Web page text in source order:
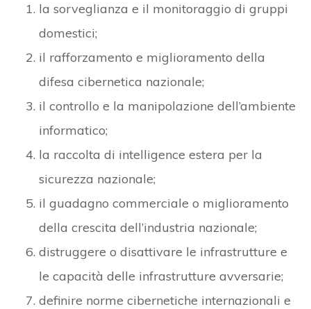
la sorveglianza e il monitoraggio di gruppi
domestici;
il rafforzamento e miglioramento della
difesa cibernetica nazionale;
il controllo e la manipolazione dell’ambiente
informatico;
la raccolta di intelligence estera per la
sicurezza nazionale;
il guadagno commerciale o miglioramento
della crescita dell’industria nazionale;
distruggere o disattivare le infrastrutture e
le capacità delle infrastrutture avversarie;
definire norme cibernetiche internazionali e